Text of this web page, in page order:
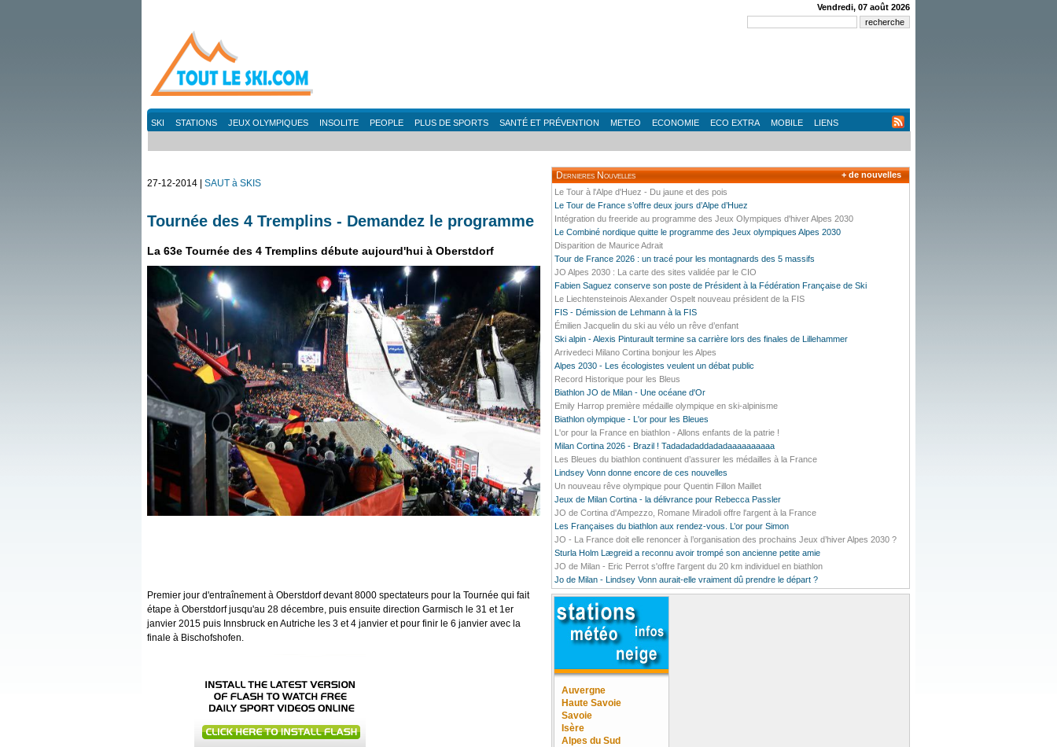
Vendredi, 07 août 2026
SKI STATIONS JEUX OLYMPIQUES INSOLITE PEOPLE PLUS DE SPORTS SANTÉ ET PRÉVENTION METEO ECONOMIE ECO EXTRA MOBILE LIENS
27-12-2014 | SAUT à SKIS
Tournée des 4 Tremplins - Demandez le programme
La 63e Tournée des 4 Tremplins débute aujourd'hui à Oberstdorf
Premier jour d'entraînement à Oberstdorf devant 8000 spectateurs pour la Tournée qui fait
étape à Oberstdorf jusqu'au 28 décembre, puis ensuite direction Garmisch le 31 et 1er
janvier 2015 puis Innsbruck en Autriche les 3 et 4 janvier et pour finir le 6 janvier avec la
finale à Bischofshofen.
Dernieres Nouvelles
Le Tour à l'Alpe d'Huez - Du jaune et des pois
Le Tour de France s’offre deux jours d’Alpe d’Huez
Intégration du freeride au programme des Jeux Olympiques d'hiver Alpes 2030
Le Combiné nordique quitte le programme des Jeux olympiques Alpes 2030
Disparition de Maurice Adrait
Tour de France 2026 : un tracé pour les montagnards des 5 massifs
JO Alpes 2030 : La carte des sites validée par le CIO
Fabien Saguez conserve son poste de Président à la Fédération Française de Ski
Le Liechtensteinois Alexander Ospelt nouveau président de la FIS
FIS - Démission de Lehmann à la FIS
Émilien Jacquelin du ski au vélo un rêve d’enfant
Ski alpin - Alexis Pinturault termine sa carrière lors des finales de Lillehammer
Arrivedeci Milano Cortina bonjour les Alpes
Alpes 2030 - Les écologistes veulent un débat public
Record Historique pour les Bleus
Biathlon JO de Milan - Une océane d'Or
Emily Harrop première médaille olympique en ski-alpinisme
Biathlon olympique - L'or pour les Bleues
L'or pour la France en biathlon - Allons enfants de la patrie !
Milan Cortina 2026 - Brazil ! Tadadadaddadadaaaaaaaaaa
Les Bleues du biathlon continuent d’assurer les médailles à la France
Lindsey Vonn donne encore de ces nouvelles
Un nouveau rêve olympique pour Quentin Fillon Maillet
Jeux de Milan Cortina - la délivrance pour Rebecca Passler
JO de Cortina d'Ampezzo, Romane Miradoli offre l'argent à la France
Les Françaises du biathlon aux rendez-vous. L’or pour Simon
JO - La France doit elle renoncer à l’organisation des prochains Jeux d’hiver Alpes 2030 ?
Sturla Holm Lægreid a reconnu avoir trompé son ancienne petite amie
JO de Milan - Eric Perrot s'offre l'argent du 20 km individuel en biathlon
Jo de Milan - Lindsey Vonn aurait-elle vraiment dû prendre le départ ?
+ de nouvelles
Auvergne
Haute Savoie
Savoie
Isère
Alpes du Sud